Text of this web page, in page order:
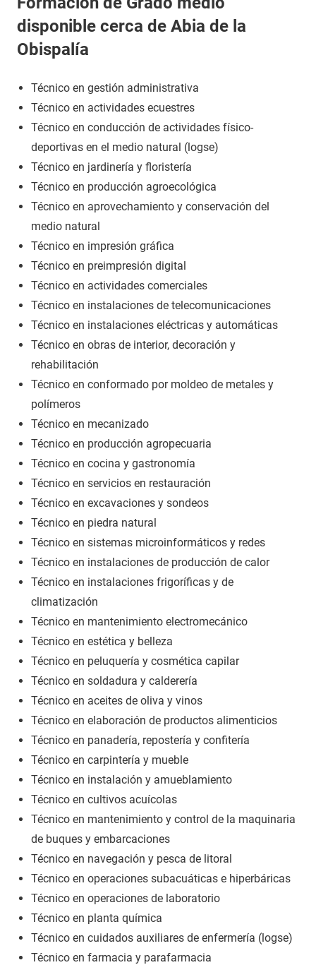
disponible cerca de Abia de la
Obispalía
Técnico en gestión administrativa
Técnico en actividades ecuestres
Técnico en conducción de actividades físico-
deportivas en el medio natural (logse)
Técnico en jardinería y floristería
Técnico en producción agroecológica
Técnico en aprovechamiento y conservación del
medio natural
Técnico en impresión gráfica
Técnico en preimpresión digital
Técnico en actividades comerciales
Técnico en instalaciones de telecomunicaciones
Técnico en instalaciones eléctricas y automáticas
Técnico en obras de interior, decoración y
rehabilitación
Técnico en conformado por moldeo de metales y
polímeros
Técnico en mecanizado
Técnico en producción agropecuaria
Técnico en cocina y gastronomía
Técnico en servicios en restauración
Técnico en excavaciones y sondeos
Técnico en piedra natural
Técnico en sistemas microinformáticos y redes
Técnico en instalaciones de producción de calor
Técnico en instalaciones frigoríficas y de
climatización
Técnico en mantenimiento electromecánico
Técnico en estética y belleza
Técnico en peluquería y cosmética capilar
Técnico en soldadura y calderería
Técnico en aceites de oliva y vinos
Técnico en elaboración de productos alimenticios
Técnico en panadería, repostería y confitería
Técnico en carpintería y mueble
Técnico en instalación y amueblamiento
Técnico en cultivos acuícolas
Técnico en mantenimiento y control de la maquinaria
de buques y embarcaciones
Técnico en navegación y pesca de litoral
Técnico en operaciones subacuáticas e hiperbáricas
Técnico en operaciones de laboratorio
Técnico en planta química
Técnico en cuidados auxiliares de enfermería (logse)
Técnico en farmacia y parafarmacia